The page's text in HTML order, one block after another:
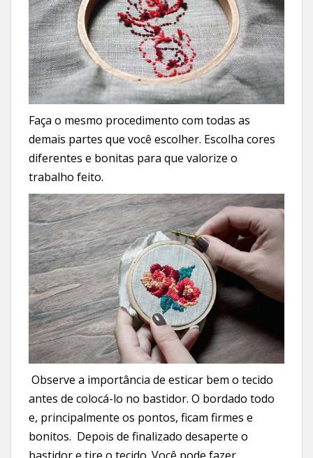
Faça o mesmo procedimento com todas as
demais partes que você escolher. Escolha cores
diferentes e bonitas para que valorize o
trabalho feito.
Observe a importância de esticar bem o tecido
antes de colocá-lo no bastidor. O bordado todo
e, principalmente os pontos, ficam firmes e
bonitos. Depois de finalizado desaperte o